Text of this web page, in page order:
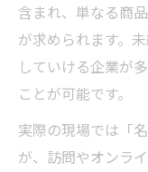
含まれ、単なる商
が求められます。
していける企業が
ことが可能です。
実際の現場では「
が、訪問やオンラ